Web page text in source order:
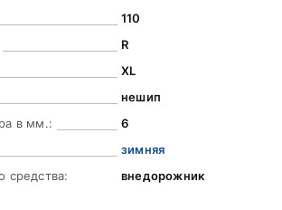
110
R
XL
нешип
в мм.:
6
зимняя
средства:
внедорожник